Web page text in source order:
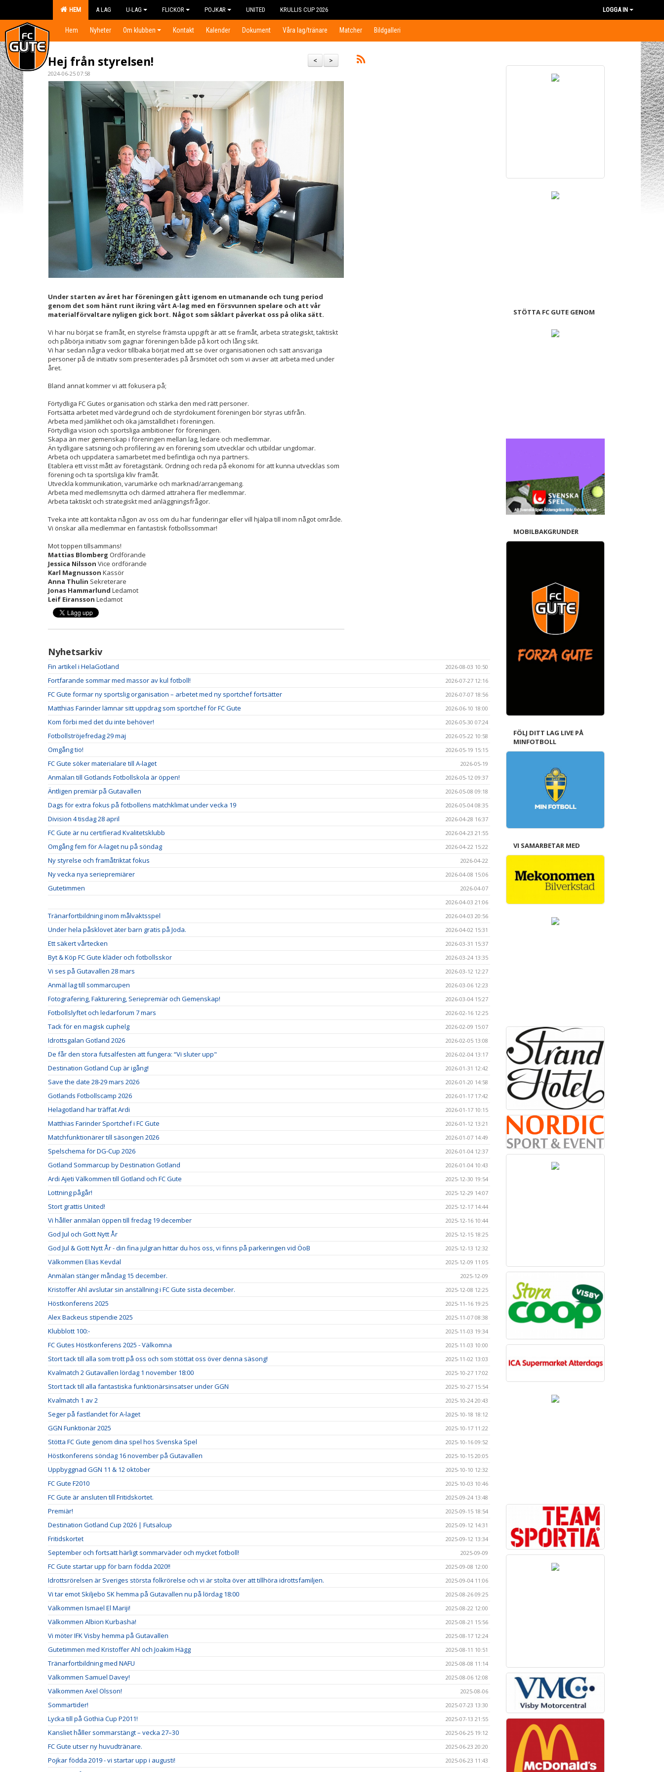
HEM A LAG U-LAG FLICKOR POJKAR UNITED KRULLIS CUP 2026 LOGGA IN
Hem Nyheter Om klubben Kontakt Kalender Dokument Våra lag/tränare Matcher Bildgalleri
>
<
Hej från styrelsen!
2024-06-25 07:58
Under starten av året har föreningen gått igenom en utmanande och tung period
genom det som hänt runt ikring vårt A-lag med en försvunnen spelare och att vår
materialförvaltare nyligen gick bort. Något som såklart påverkat oss på olika sätt.
Vi har nu börjat se framåt, en styrelse främsta uppgift är att se framåt, arbeta strategiskt, taktiskt
och påbörja initiativ som gagnar föreningen både på kort och lång sikt.
Vi har sedan några veckor tillbaka börjat med att se över organisationen och satt ansvariga
personer på de initiativ som presenterades på årsmötet och som vi avser att arbeta med under
året.
Bland annat kommer vi att fokusera på;
Förtydliga FC Gutes organisation och stärka den med rätt personer.
Fortsätta arbetet med värdegrund och de styrdokument föreningen bör styras utifrån.
Arbeta med jämlikhet och öka jämställdhet i föreningen.
Förtydliga vision och sportsliga ambitioner för föreningen.
Skapa än mer gemenskap i föreningen mellan lag, ledare och medlemmar.
Än tydligare satsning och profilering av en förening som utvecklar och utbildar ungdomar.
Arbeta och uppdatera samarbetet med befintliga och nya partners.
Etablera ett visst mått av företagstänk. Ordning och reda på ekonomi för att kunna utvecklas som
förening och ta sportsliga kliv framåt.
Utveckla kommunikation, varumärke och marknad/arrangemang.
Arbeta med medlemsnytta och därmed attrahera fler medlemmar.
Arbeta taktiskt och strategiskt med anläggningsfrågor.
Tveka inte att kontakta någon av oss om du har funderingar eller vill hjälpa till inom något område.
Vi önskar alla medlemmar en fantastisk fotbollssommar!
Mot toppen tillsammans!
Mattias Blomberg Ordförande
Jessica Nilsson Vice ordförande
Karl Magnusson Kassör
Anna Thulin Sekreterare
Jonas Hammarlund Ledamot
Leif Eiransson Ledamot
Nyhetsarkiv
Fin artikel i HelaGotland 2026-08-03 10:50
Fortfarande sommar med massor av kul fotboll! 2026-07-27 12:16
FC Gute formar ny sportslig organisation – arbetet med ny sportchef fortsätter 2026-07-07 18:56
Matthias Farinder lämnar sitt uppdrag som sportchef för FC Gute 2026-06-10 18:00
Kom förbi med det du inte behöver! 2026-05-30 07:24
Fotbollströjefredag 29 maj 2026-05-22 10:58
Omgång tio! 2026-05-19 15:15
FC Gute söker materialare till A-laget 2026-05-19
Anmälan till Gotlands Fotbollskola är öppen! 2026-05-12 09:37
Äntligen premiär på Gutavallen 2026-05-08 09:18
Dags för extra fokus på fotbollens matchklimat under vecka 19 2026-05-04 08:35
Division 4 tisdag 28 april 2026-04-28 16:37
FC Gute är nu certifierad Kvalitetsklubb 2026-04-23 21:55
Omgång fem för A-laget nu på söndag 2026-04-22 15:22
Ny styrelse och framåtriktat fokus 2026-04-22
Ny vecka nya seriepremiärer 2026-04-08 15:06
Gutetimmen
2026-04-07
2026-04-03 21:06
Tränarfortbildning inom målvaktsspel 2026-04-03 20:56
Under hela påsklovet äter barn gratis på Joda. 2026-04-02 15:31
Ett säkert vårtecken 2026-03-31 15:37
Byt & Köp FC Gute kläder och fotbollsskor 2026-03-24 13:35
Vi ses på Gutavallen 28 mars 2026-03-12 12:27
Anmäl lag till sommarcupen 2026-03-06 12:23
Fotografering, Fakturering, Seriepremiär och Gemenskap! 2026-03-04 15:27
Fotbollslyftet och ledarforum 7 mars 2026-02-16 12:25
Tack för en magisk cuphelg 2026-02-09 15:07
Idrottsgalan Gotland 2026 2026-02-05 13:08
De får den stora futsalfesten att fungera: “Vi sluter upp" 2026-02-04 13:17
Destination Gotland Cup är igång! 2026-01-31 12:42
Save the date 28-29 mars 2026 2026-01-20 14:58
Gotlands Fotbollscamp 2026 2026-01-17 17:42
Helagotland har träffat Ardi 2026-01-17 10:15
Matthias Farinder Sportchef i FC Gute 2026-01-12 13:21
Matchfunktionärer till säsongen 2026 2026-01-07 14:49
Spelschema för DG-Cup 2026 2026-01-04 12:37
Gotland Sommarcup by Destination Gotland 2026-01-04 10:43
Ardi Ajeti Välkommen till Gotland och FC Gute 2025-12-30 19:54
Lottning pågår! 2025-12-29 14:07
Stort grattis United! 2025-12-17 14:44
Vi håller anmälan öppen till fredag 19 december 2025-12-16 10:44
God Jul och Gott Nytt År 2025-12-15 18:25
God Jul & Gott Nytt År - din fina julgran hittar du hos oss, vi finns på parkeringen vid ÖoB 2025-12-13 12:32
Välkommen Elias Kevdal 2025-12-09 11:05
Anmälan stänger måndag 15 december. 2025-12-09
Kristoffer Ahl avslutar sin anställning i FC Gute sista december. 2025-12-08 12:25
Höstkonferens 2025 2025-11-16 19:25
Alex Backeus stipendie 2025 2025-11-07 08:38
Klubblott 100:- 2025-11-03 19:34
FC Gutes Höstkonferens 2025 - Välkomna 2025-11-03 10:00
Stort tack till alla som trott på oss och som stöttat oss över denna säsong! 2025-11-02 13:03
Kvalmatch 2 Gutavallen lördag 1 november 18:00 2025-10-27 17:02
Stort tack till alla fantastiska funktionärsinsatser under GGN 2025-10-27 15:54
Kvalmatch 1 av 2 2025-10-24 20:43
Seger på fastlandet för A-laget 2025-10-18 18:12
GGN Funktionär 2025 2025-10-17 11:22
Stötta FC Gute genom dina spel hos Svenska Spel 2025-10-16 09:52
Höstkonferens söndag 16 november på Gutavallen 2025-10-15 20:05
Uppbyggnad GGN 11 & 12 oktober 2025-10-10 12:32
FC Gute F2010 2025-10-03 10:46
FC Gute är ansluten till Fritidskortet. 2025-09-24 13:48
Premiär! 2025-09-15 18:54
Destination Gotland Cup 2026 | Futsalcup 2025-09-12 14:31
Fritidskortet 2025-09-12 13:34
September och fortsatt härligt sommarväder och mycket fotboll! 2025-09-09
FC Gute startar upp för barn födda 2020!! 2025-09-08 12:00
Idrottsrörelsen är Sveriges största folkrörelse och vi är stolta över att tillhöra idrottsfamiljen. 2025-09-04 11:06
Vi tar emot Skiljebo SK hemma på Gutavallen nu på lördag 18:00 2025-08-26 09:25
Välkommen Ismael El Mariji! 2025-08-22 12:00
Välkommen Albion Kurbasha! 2025-08-21 15:56
Vi möter IFK Visby hemma på Gutavallen 2025-08-17 12:24
Gutetimmen med Kristoffer Ahl och Joakim Hägg 2025-08-11 10:51
Tränarfortbildning med NAFU 2025-08-08 11:14
Välkommen Samuel Davey! 2025-08-06 12:08
Välkommen Axel Olsson! 2025-08-06
Sommartider! 2025-07-23 13:30
Lycka till på Gothia Cup P2011! 2025-07-13 21:55
Kansliet håller sommarstängt – vecka 27–30 2025-06-25 19:12
FC Gute utser ny huvudtränare. 2025-06-23 20:20
Pojkar födda 2019 - vi startar upp i augusti! 2025-06-23 11:43
STÖTTA FC GUTE GENOM
MOBILBAKGRUNDER
FÖLJ DITT LAG LIVE PÅ
MINFOTBOLL
VI SAMARBETAR MED